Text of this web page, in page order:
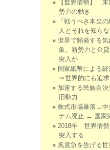
【世界情勢】 末
勢力の動き
「戦うべき本当
人とそれを知ら
世界で頻発する
象。新勢力と金
突入か
国家紙幣による
⇒世界的にも追
加速する民族自決
旧勢力
株式市場暴落→中
テム廃止 → 国家
2018年 世界情勢
突入する
風雲急を告げる